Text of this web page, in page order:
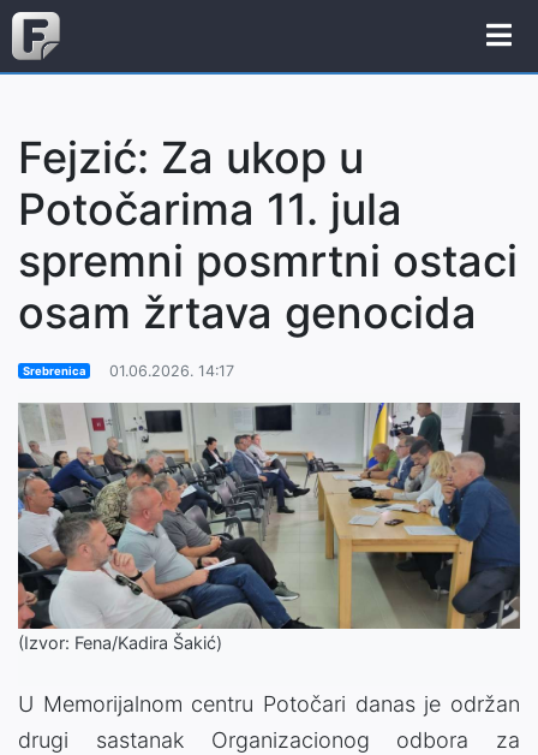
Fejzić: Za ukop u
Potočarima 11. jula
spremni posmrtni ostaci
osam žrtava genocida
Srebrenica 01.06.2026. 14:17
(Izvor: Fena/Kadira Šakić)
U Memorijalnom centru Potočari danas je održan
drugi sastanak Organizacionog odbora za